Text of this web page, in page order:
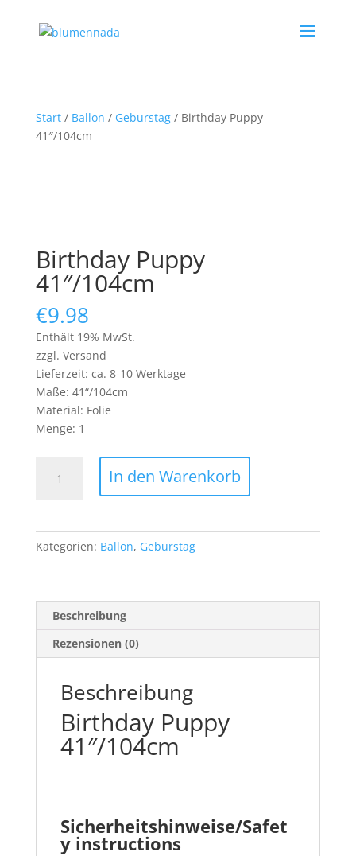
Start/ Ballon / Geburstag/ Birthday Puppy
41″/104cm
Birthday Puppy
41″/104cm
€9.98
Enthält 19% MwSt.
zzgl. Versand
Lieferzeit: ca. 8-10 Werktage
Maße: 41“/104cm
Material: Folie
Menge: 1
Puppy
In den Warenkorb
Kategorien: Ballon, Geburstag
Beschreibung
Rezensionen (0)
Beschreibung
Birthday Puppy
41″/104cm
Sicherheitshinweise/Safet
y instructions